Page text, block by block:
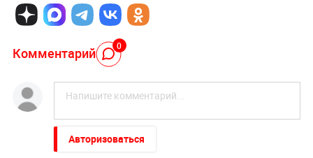
Комментарий 0
Авторизоваться